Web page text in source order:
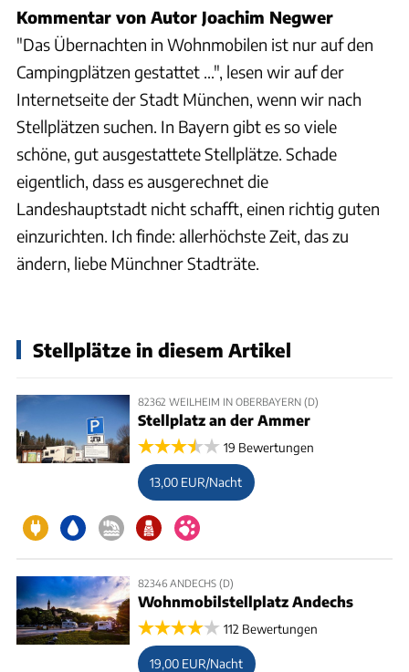
Kommentar von Autor Joachim Negwer
"Das Übernachten in Wohnmobilen ist nur auf den
Campingplätzen gestattet …", lesen wir auf der
Internetseite der Stadt München, wenn wir nach
Stellplätzen suchen. In Bayern gibt es so viele
schöne, gut ausgestattete Stellplätze. Schade
eigentlich, dass es ausgerechnet die
Landeshauptstadt nicht schafft, einen richtig guten
einzurichten. Ich finde: allerhöchste Zeit, das zu
ändern, liebe Münchner Stadträte.
Stellplätze in diesem Artikel
82362 WEILHEIM IN OBERBAYERN (D)
Stellplatz an der Ammer
19 Bewertungen
13,00 EUR/Nacht
82346 ANDECHS (D)
Wohnmobilstellplatz Andechs
112 Bewertungen
19,00 EUR/Nacht